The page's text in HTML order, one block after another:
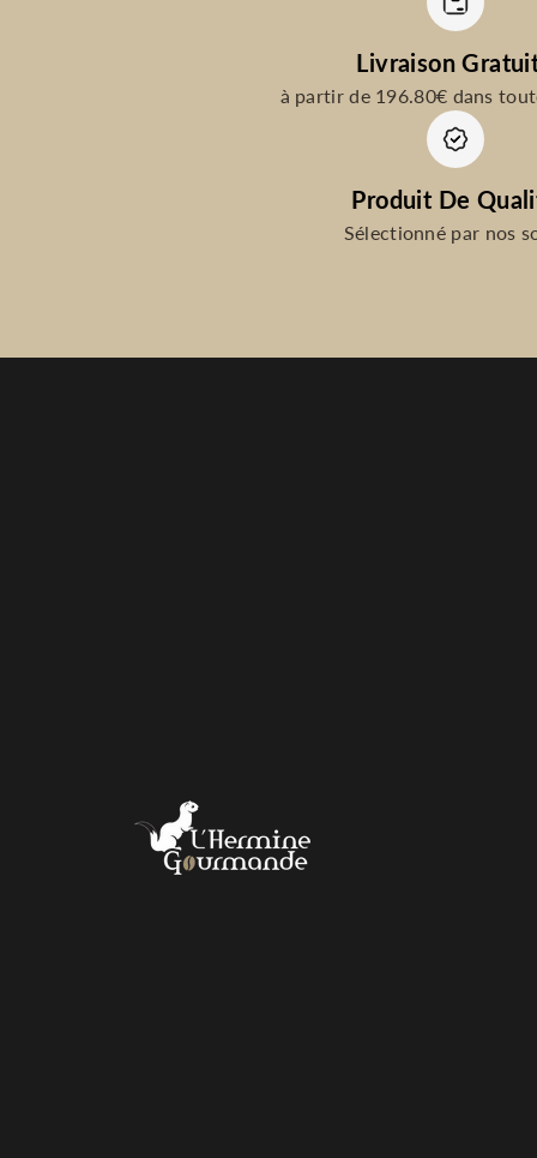
Livraison
à partir de 196.80€ dans
Produit De
Sélectionné par nos